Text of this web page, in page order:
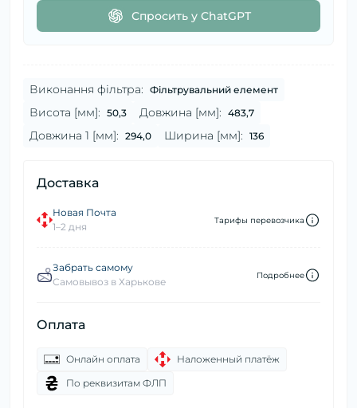
Спросить у ChatGPT
Виконання фільтра: Фільтрувальний елемент
Висота [мм]: 50,3 Довжина [мм]: 483,7
Довжина 1 [мм]: 294,0 Ширина [мм]: 136
Доставка
Новая Почта
1–2 дня
Тарифы перевозчика
Забрать самому
Самовывоз в Харькове
Подробнее
Оплата
Онлайн оплата
Наложенный платёж
По реквизитам ФЛП